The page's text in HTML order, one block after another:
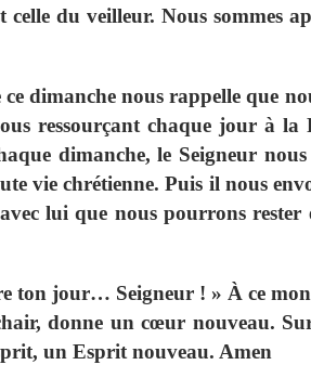
celle du veilleur. Nous sommes
dimanche nous rappelle que
ressourçant chaque jour à
dimanche, le Seigneur
vie chrétienne. Puis il nous
lui que nous pourrons
ton jour… Seigneur ! » À ce
donne un cœur nouveau.
un Esprit nouveau. Amen